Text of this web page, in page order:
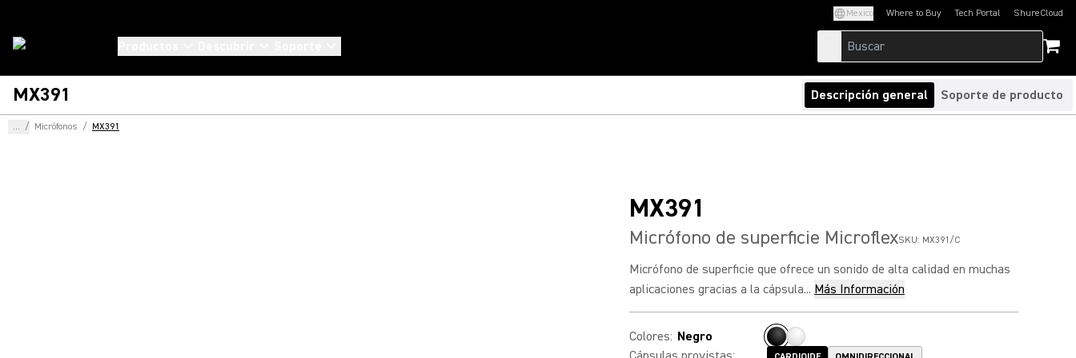
Mexico Where to Buy Tech Portal
(Opens in a new tab)ShureCloud
(Opens in a new
MX391 Descripción general Soporte de producto
... / Micrófonos / MX391
MX391
Micrófono de superficie MicroflexSKU: MX391/C
Micrófono de superficie que ofrece un sonido de alta calidad en muchas
aplicaciones gracias a la cápsula... Más Información
Colores: Negro